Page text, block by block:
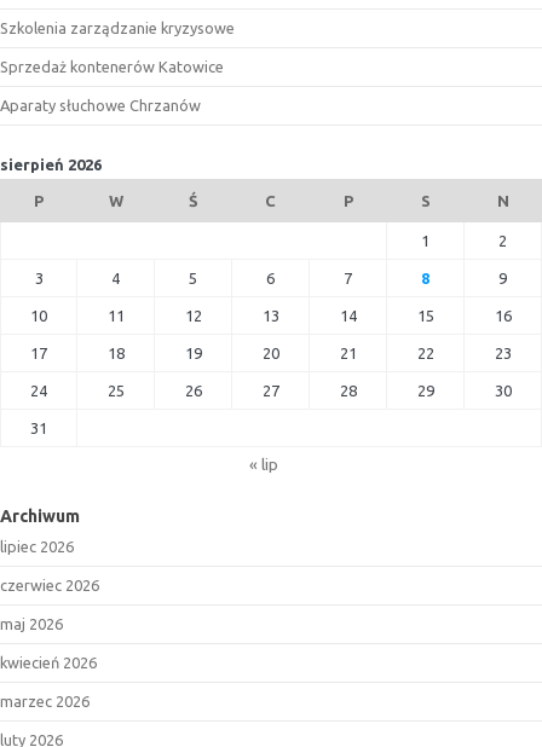
Szkolenia zarządzanie kryzysowe
Sprzedaż kontenerów Katowice
Aparaty słuchowe Chrzanów
sierpień 2026
P W Ś C P S N
1 2
3 4 5 6 7 8 9
10 11 12 13 14 15 16
17 18 19 20 21 22 23
24 25 26 27 28 29 30
31
« lip
Archiwum
lipiec 2026
czerwiec 2026
maj 2026
kwiecień 2026
marzec 2026
luty 2026